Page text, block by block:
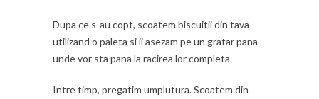
Dupa ce s-au copt, scoatem biscuitii din tava
utilizand o paleta si ii asezam pe un gratar pana
unde vor sta pana la racirea lor completa.
Intre timp, pregatim umplutura. Scoatem din